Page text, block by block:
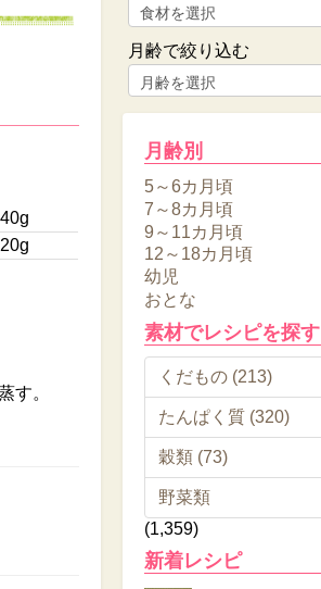
40g
20g
す。
月齢で絞り込む
月齢別
5～6カ月頃
7～8カ月頃
9～11カ月頃
12～18カ月頃
幼児
おとな
素材でレシピを探す
くだもの (213)
たんぱく質 (320)
穀類 (73)
野菜類
(1,359)
新着レシピ